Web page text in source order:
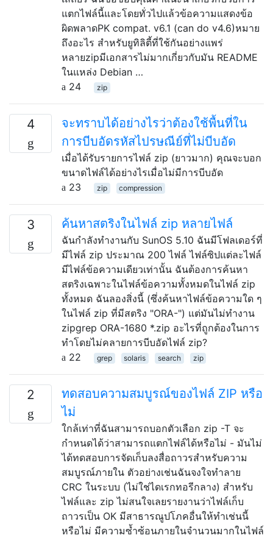
แตกไฟล์นี้และโดยทั่วไปแล้วข้อความแสดงข้อ
ผิดพลาดPK compat. v6.1 (can do v4.6)หมาย
ถึงอะไร สำหรับยูทิลิตี้ที่ใช้กันอย่างแพร่
หลายzipมีเอกสารไม่มากเกี่ยวกับมัน README
ในแหล่ง Debian …
24
zip
4
จะทราบได้อย่างไรว่าต้องใช้พื้นที่ใน
การบีบอัดรหัสไปรษณีย์ที่ไม่บีบอัด
เมื่อได้รับรายการไฟล์ zip (ยาวมาก) คุณจะบอก
ขนาดไฟล์ได้อย่างไรเมื่อไม่มีการบีบอัด
23
zip compression
3 ค้นหาสตริงในไฟล์ zip หลายไฟล์
ฉันกำลังทำงานกับ SunOS 5.10 ฉันมีโฟลเดอร์ที่
มีไฟล์ zip ประมาณ 200 ไฟล์ ไฟล์ซิปแต่ละไฟล์
มีไฟล์ข้อความเดียวเท่านั้น ฉันต้องการค้นหา
สตริงเฉพาะในไฟล์ข้อความทั้งหมดในไฟล์ zip
ทั้งหมด ฉันลองสิ่งนี้ (ซึ่งค้นหาไฟล์ข้อความใด ๆ
ในไฟล์ zip ที่มีสตริง "ORA-") แต่มันไม่ทำงาน
zipgrep ORA-1680 *.zip อะไรที่ถูกต้องในการ
ทำโดยไม่คลายการบีบอัดไฟล์ zip?
22
grep solaris search zip
2
ทดสอบความสมบูรณ์ของไฟล์ ZIP หรือ
ไม่
ใกล้เท่าที่ฉันสามารถบอกตัวเลือก zip -T จะ
กำหนดได้ว่าสามารถแตกไฟล์ได้หรือไม่ - มันไม่
ได้ทดสอบการจัดเก็บลงสื่อถาวรสำหรับความ
สมบูรณ์ภายใน ตัวอย่างเช่นฉันจงใจทำลาย
CRC ในระบบ (ไม่ใช่ไดเรกทอรีกลาง) สำหรับ
ไฟล์และ zip ไม่สนใจเลยรายงานว่าไฟล์เก็บ
ถาวรเป็น OK มีสาธารณูปโภคอื่นให้ทำเช่นนี้
หรือไม่ มีความซ้ำซ้อนภายในจำนวนมากในไฟล์